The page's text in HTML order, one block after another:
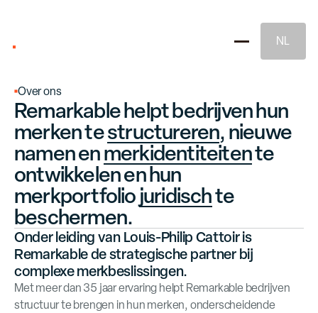
Merkstrategie
Naming & Merkidentiteit
Juridische Merkbescherming
NL
Over ons
Remarkable helpt bedrijven hun
merken testructureren, nieuwe
namenenmerkidentiteitente
ontwikkelen en hun
merkportfoliojuridischte
beschermen.
Onder leiding van Louis-Philip Cattoir is
Remarkable de strategische partner bij
complexe merkbeslissingen.
Met meer dan 35 jaar ervaring helpt Remarkable bedrijven
structuur te brengen in hun merken, onderscheidende